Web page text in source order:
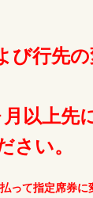
び行先
以上先
さい。
って指定席券に